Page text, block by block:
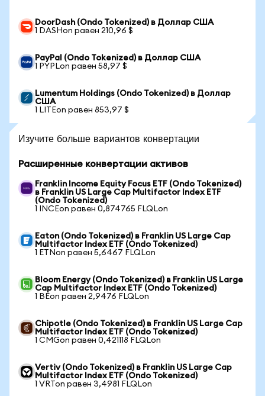
DoorDash (Ondo Tokenized) в Доллар США
1 DASHon равен 210,96 $
PayPal (Ondo Tokenized) в Доллар США
1 PYPLon равен 58,97 $
Lumentum Holdings (Ondo Tokenized) в Доллар
США
1 LITEon равен 853,97 $
Изучите больше вариантов конвертации
Расширенные конвертации активов
Franklin Income Equity Focus ETF (Ondo Tokenized)
в Franklin US Large Cap Multifactor Index ETF
(Ondo Tokenized)
1 INCEon равен 0,874765 FLQLon
Eaton (Ondo Tokenized) в Franklin US Large Cap
Multifactor Index ETF (Ondo Tokenized)
1 ETNon равен 5,6467 FLQLon
Bloom Energy (Ondo Tokenized) в Franklin US Large
Cap Multifactor Index ETF (Ondo Tokenized)
1 BEon равен 2,9476 FLQLon
Chipotle (Ondo Tokenized) в Franklin US Large Cap
Multifactor Index ETF (Ondo Tokenized)
1 CMGon равен 0,421118 FLQLon
Vertiv (Ondo Tokenized) в Franklin US Large Cap
Multifactor Index ETF (Ondo Tokenized)
1 VRTon равен 3,4981 FLQLon